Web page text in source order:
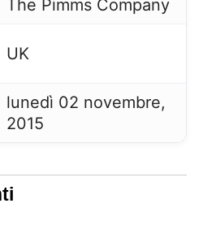
The Pimms Company
UK
lunedì 02 novembre,
2015